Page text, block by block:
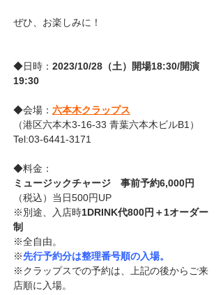
ぜひ、お楽しみに！
◆日時： 2023/10/28（土）開場18:30/開演
19:30
◆会場： 六本木クラップス
（港区六本木3-16-33 青葉六本木ビルB1）
Tel:03-6441-3171
◆料金：
ミュージックチャージ　事前予約6,000円
（税込）当日500円UP
※別途、入店時1DRINK代800円＋1オーダー
制
※全自由。
※先行予約分は整理番号順の入場。
※クラップスでの予約は、上記の後からご来
店順に入場。